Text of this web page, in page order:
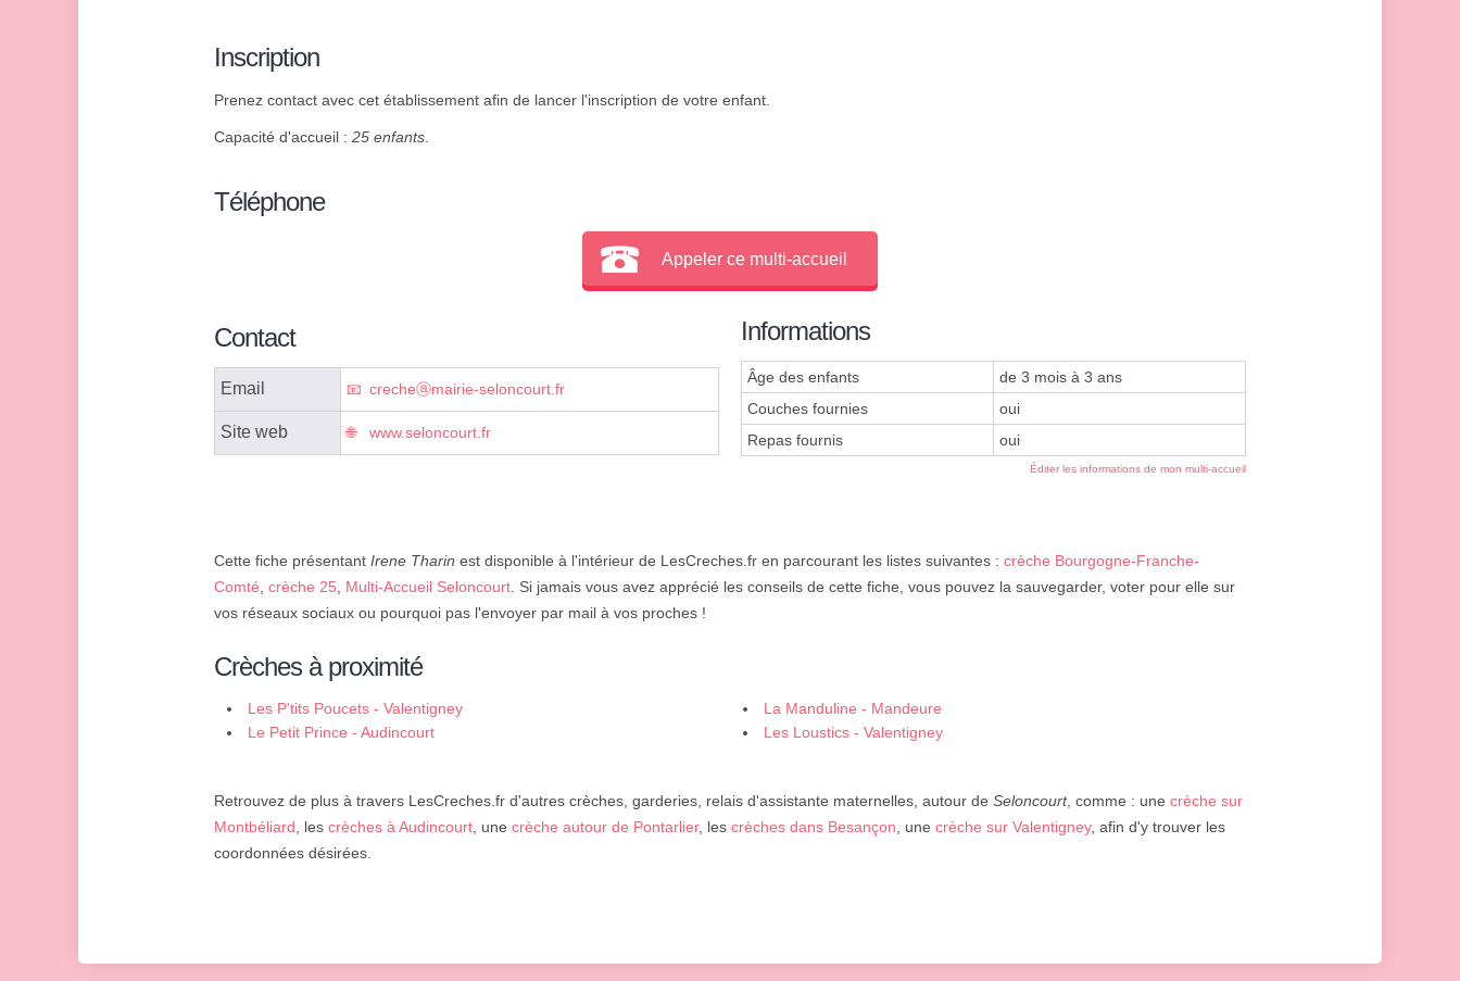
Inscription
Prenez contact avec cet établissement afin de lancer l'inscription de votre enfant.
Capacité d'accueil : 25 enfants
Téléphone
Appeler ce multi-accueil
Contact
Email crecheⓐmairie-seloncourt.fr
Site web www.seloncourt.fr
Informations
Âge des enfants
de 3 mois à 3 ans
Couches fournies
oui
Repas fournis
oui
Éditer les informations de mon multi-accueil
Cette fiche présentant Irene Tharin est disponible à l'intérieur de LesCreches.fr en parcourant les listes suivantes : crèche Bourgogne-Franche-
Comté crèche 25 Multi-Accueil Seloncourt . Si jamais vous avez apprécié les conseils de cette fiche, vous pouvez la sauvegarder, voter pour elle sur
vos réseaux sociaux ou pourquoi pas l'envoyer par mail à vos proches !
Crèches à proximité
Les P'tits Poucets - Valentigney
La Manduline - Mandeure
Le Petit Prince - Audincourt
Les Loustics - Valentigney
Retrouvez de plus à travers LesCreches.fr d'autres crèches, garderies, relais d'assistante maternelles, autour de Seloncourt, comme : une crèche sur
Montbéliard , les crèches à Audincourt , une crèche autour de Pontarlier, les crèches dans Besançon , une crèche sur Valentigney, afin d'y trouver les
coordonnées désirées.